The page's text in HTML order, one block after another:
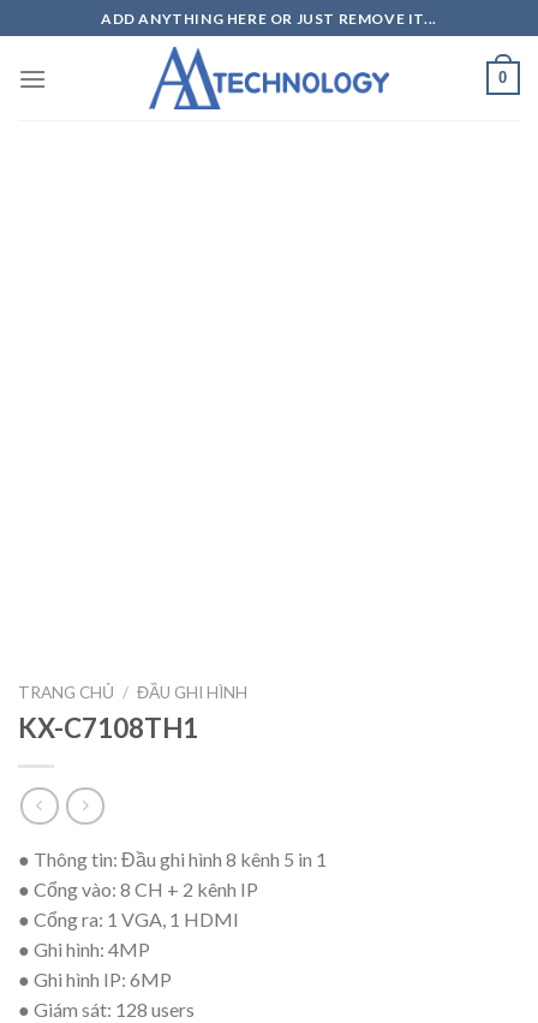
to
content
ADD ANYTHING HERE OR JUST REMOVE IT...
0
TRANG CHỦ / ĐẦU GHI HÌNH
KX-C7108TH1
● Thông tin: Đầu ghi hình 8 kênh 5 in 1
● Cổng vào: 8 CH + 2 kênh IP
● Cổng ra: 1 VGA, 1 HDMI
● Ghi hình: 4MP
● Ghi hình IP: 6MP
● Giám sát: 128 users